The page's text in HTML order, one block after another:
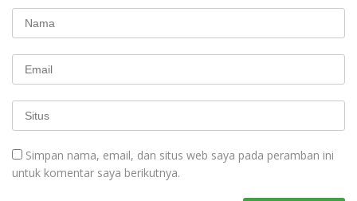
Simpan nama, email, dan situs web saya pada peramban ini
untuk komentar saya berikutnya.